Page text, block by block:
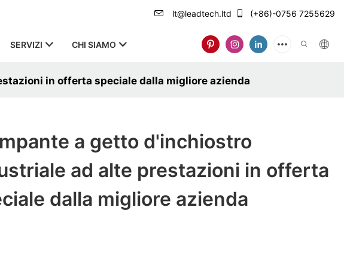
lt@leadtech.ltd (+86)-0756 7255629
SERVIZI CHI SIAMO
in offerta speciale dalla migliore azienda
a getto d'inchiostro
ad alte prestazioni in offerta
dalla migliore azienda